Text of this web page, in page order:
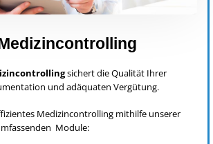
sichert die Qualität Ihrer
und adäquaten Vergütung.
Medizincontrolling mithilfe unserer
Module: